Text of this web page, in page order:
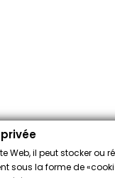
Web, il peut stocker ou
sous la forme de